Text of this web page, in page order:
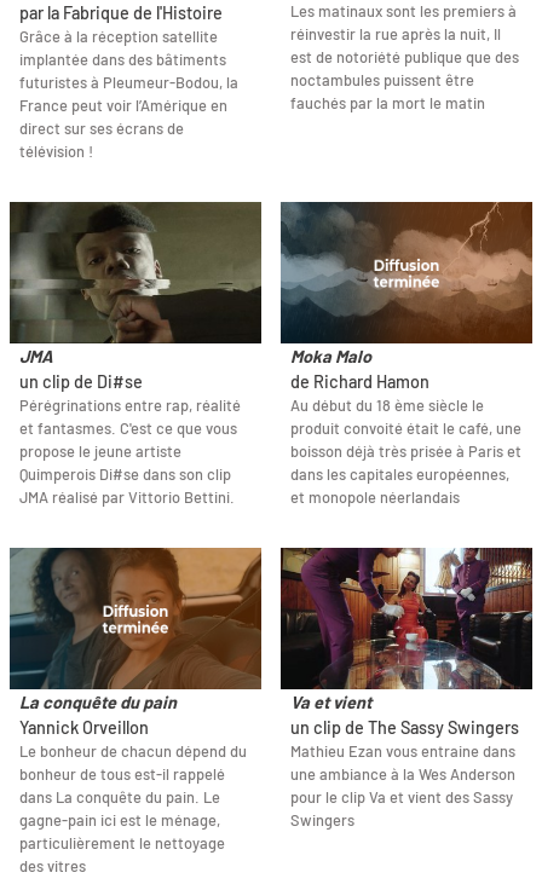
par la Fabrique de l'Histoire
Grâce à la réception satellite
implantée dans des bâtiments
futuristes à Pleumeur-Bodou, la
France peut voir l’Amérique en
direct sur ses écrans de
télévision !
Les matinaux sont les premiers à
réinvestir la rue après la nuit, Il
est de notoriété publique que des
noctambules puissent être
fauchés par la mort le matin
JMA
un clip de Di#se
Pérégrinations entre rap, réalité
et fantasmes. C'est ce que vous
propose le jeune artiste
Quimperois Di#se dans son clip
JMA réalisé par Vittorio Bettini.
Moka Malo
de Richard Hamon
Au début du 18 ème siècle le
produit convoité était le café, une
boisson déjà très prisée à Paris et
dans les capitales européennes,
et monopole néerlandais
La conquête du pain
Yannick Orveillon
Le bonheur de chacun dépend du
bonheur de tous est-il rappelé
dans La conquête du pain. Le
gagne-pain ici est le ménage,
particulièrement le nettoyage
des vitres
Va et vient
un clip de The Sassy Swingers
Mathieu Ezan vous entraine dans
une ambiance à la Wes Anderson
pour le clip Va et vient des Sassy
Swingers